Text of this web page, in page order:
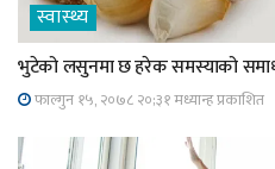
स्वास्थ्य
भुटेको लसुनमा छ हरेक समस्याको
फाल्गुन १५, २०७८ २०;३१ मध्यान्ह प्रकाशित